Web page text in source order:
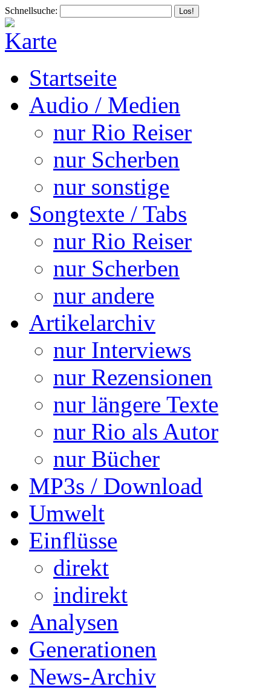
Schnellsuche:
Startseite
Audio / Medien
nur Rio Reiser
nur Scherben
nur sonstige
Songtexte / Tabs
nur Rio Reiser
nur Scherben
nur andere
Artikelarchiv
nur Interviews
nur Rezensionen
nur längere Texte
nur Rio als Autor
nur Bücher
MP3s / Download
Umwelt
Einflüsse
direkt
indirekt
Analysen
Generationen
News-Archiv